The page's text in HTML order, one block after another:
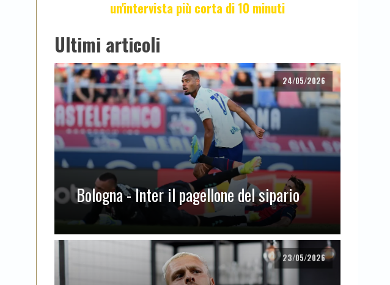
un'intervista più corta di 10 minuti
Ultimi articoli
24/05/2026
Bologna - Inter il pagellone del sipario
23/05/2026